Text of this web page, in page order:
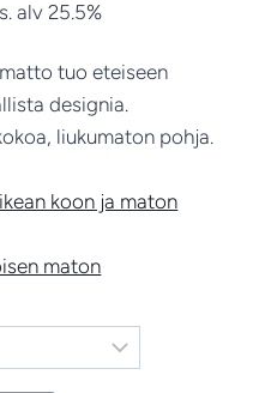
alv 25.5%
tuo eteiseen
designia.
liukumaton pohja.
koon ja maton
maton